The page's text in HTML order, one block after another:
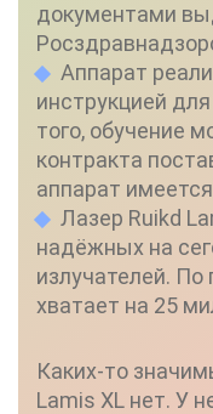
документами
Аппарат
инструкцией
того, обучение
контракта
аппарат
Лазер Ruikd
надёжных на
излучателей. По
хватает на 25
Каких-то
Lamis XL нет. У